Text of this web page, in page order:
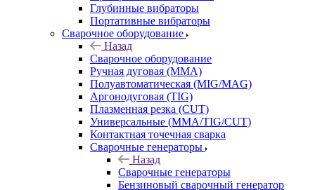
Глубинные вибраторы
Портативные вибраторы
Сварочное оборудование
Назад
Сварочное оборудование
Ручная дуговая (MMA)
Полуавтоматическая (MIG/MAG)
Аргонодуговая (TIG)
Плазменная резка (CUT)
Универсальные (MMA/TIG/CUT)
Контактная точечная сварка
Сварочные генераторы
Назад
Сварочные генераторы
Бензиновый сварочный генератор